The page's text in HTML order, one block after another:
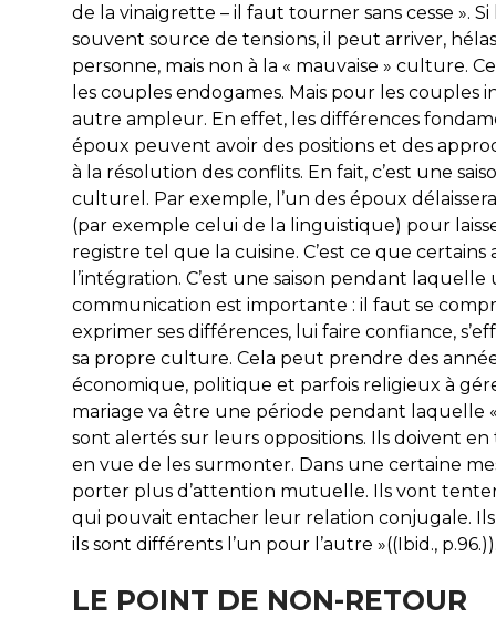
de la vinaigrette – il faut tourner sans cesse ».
souvent source de tensions, il peut arriver,
personne, mais non à la « mauvaise » culture.
les couples endogames. Mais pour les
autre ampleur. En effet, les différences
époux peuvent avoir des positions et des
à la résolution des conflits. En fait, c’est une
culturel. Par exemple, l’un des époux
(par exemple celui de la linguistique) pour
registre tel que la cuisine. C’est ce que
l’intégration. C’est une saison pendant
communication est importante : il faut se
exprimer ses différences, lui faire confiance,
sa propre culture. Cela peut prendre des
économique, politique et parfois religieux à
mariage va être une période pendant laquelle
sont alertés sur leurs oppositions. Ils doivent
en vue de les surmonter. Dans une certaine
porter plus d’attention mutuelle. Ils vont
qui pouvait entacher leur relation conjugale.
ils sont différents l’un pour l’autre »((Ibid.,
LE POINT DE NON-RETOUR